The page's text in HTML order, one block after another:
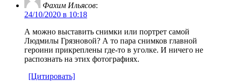
Фахим Ильясов:
24/10/2020 в 10:18
А можно выставить снимки или портрет самой
Людмилы Грязновой? А то пара снимков главной
героини прикреплены где-то в уголке. И ничего не
распознать на этих фотографиях.
[Цитировать]